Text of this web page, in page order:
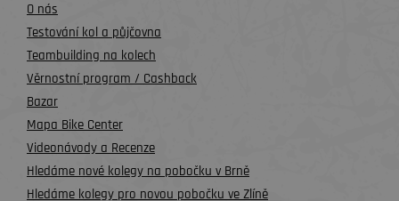
O nás
Testování kol a půjčovna
Teambuilding na kolech
Věrnostní program / Cashback
Bazar
Mapa Bike Center
Videonávody a Recenze
Hledáme nové kolegy na pobočku v Brně
Hledáme kolegy pro novou pobočku ve Zlíně